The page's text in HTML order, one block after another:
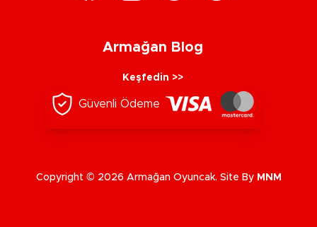
Armağan Blog
Keşfedin >>
Güvenli Ödeme
Copyright © 2026 Armağan Oyuncak. Site By MNM